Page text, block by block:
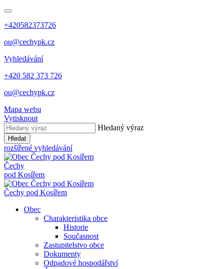
+420582373726
ou@cechypk.cz
Vyhledávání
+420 582 373 726
ou@cechypk.cz
Mapa webu
Vytisknout
Hledaný výraz
Hledat
rozšířené vyhledávání
Čechy
pod Kosířem
Čechy pod Kosířem
Obec
Charakteristika obce
Historie
Současnost
Zastupitelstvo obce
Dokumenty
Odpadové hospodářství